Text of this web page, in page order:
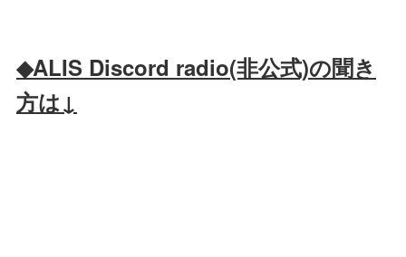
◆ALIS Discord radio(非公式)の聞き
方は↓